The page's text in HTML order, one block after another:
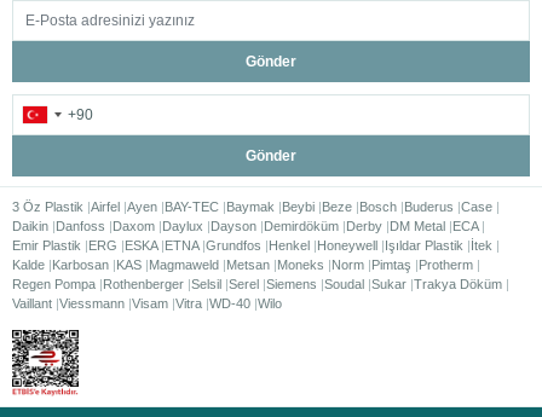
Gönder
Gönder
3 Öz Plastik Airfel Ayen BAY-TEC Baymak Beybi Beze Bosch Buderus Case
Daikin Danfoss Daxom Daylux Dayson Demirdöküm Derby DM Metal ECA
Emir Plastik
ERG ESKA ETNA Grundfos Henkel Honeywell Işıldar Plastik
İtek
Kalde Karbosan KAS Magmaweld Metsan Moneks Norm Pimtaş
Protherm
Regen Pompa Rothenberger Selsil Serel Siemens Soudal Sukar Trakya Döküm
Vaillant Viessmann Visam Vitra WD-40 Wilo